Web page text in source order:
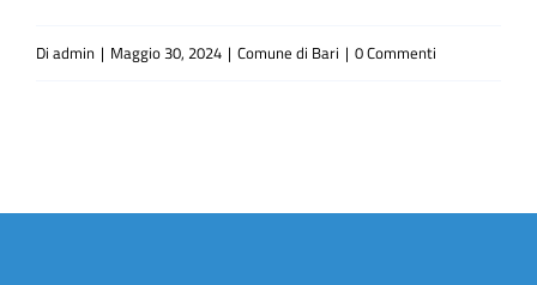
Di admin | Maggio 30, 2024 | Comune di Bari | 0 Commenti